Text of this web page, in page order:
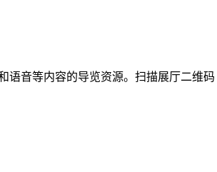
语音等内容的导览资源。扫描展厅二维码